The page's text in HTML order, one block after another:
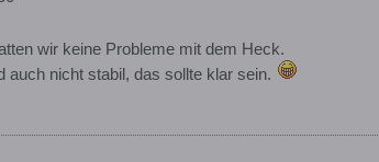
wir keine Probleme mit dem Heck.
auch nicht stabil, das sollte klar sein.